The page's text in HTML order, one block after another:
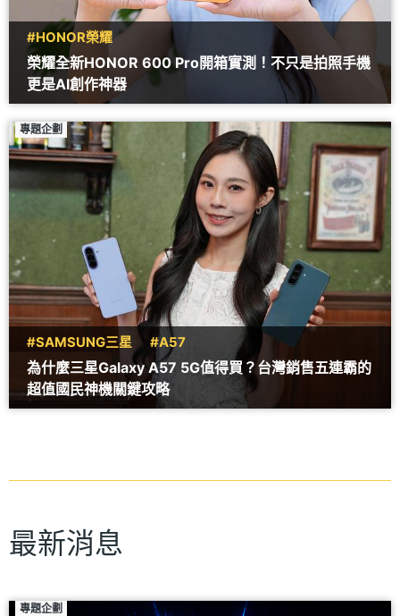
#HONOR榮耀
榮耀全新HONOR 600 Pro開箱實測！不只是拍照手機
更是AI創作神器
專題企劃
#SAMSUNG三星 #A57
為什麼三星Galaxy A57 5G值得買？台灣銷售五連霸的
超值國民神機關鍵攻略
最新消息
專題企劃